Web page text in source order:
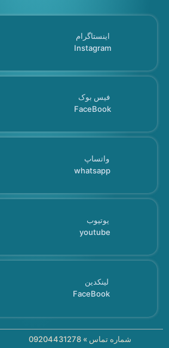
اینستاگرام
Instagram
فیس بوک
FaceBook
واتساپ
whatsapp
یوتیوب
youtube
لینکدین
FaceBook
شماره تماس » 09204431278